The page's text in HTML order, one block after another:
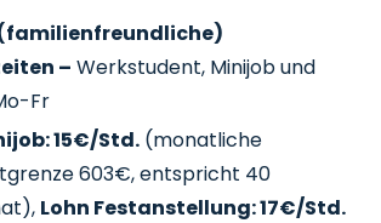
– Werkstudent, Minijob und
Fr
15€/Std. (monatliche
603€, entspricht 40
Lohn Festanstellung: 17€/Std.